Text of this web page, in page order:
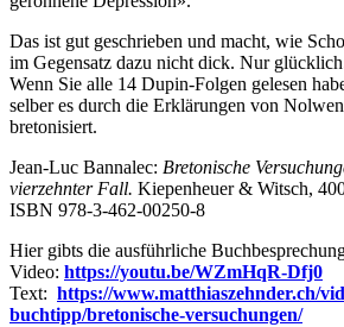
Das ist gut geschrieben und macht, wie
im Gegensatz dazu nicht dick. Nur
Wenn Sie alle 14 Dupin-Folgen gelesen
selber es durch die Erklärungen von
bretonisiert.
Jean-Luc Bannalec: Bretonische
vierzehnter Fall. Kiepenheuer & Witsch,
ISBN 978-3-462-00250-8
Hier gibts die ausführliche
Video: https://youtu.be/WZmHqR-Dfj0
Text: https://www.matthiaszehnder.ch/
buchtipp/bretonische-versuchungen/